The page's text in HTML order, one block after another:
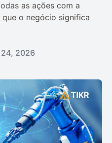
as ações com a
o negócio significa
2026